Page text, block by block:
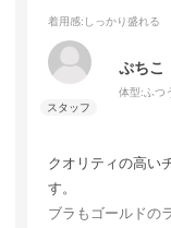
着用感:しっかり盛れる
ぷちこ
体型: ふつ
クオリティの高い
す。
ブラもゴールドの